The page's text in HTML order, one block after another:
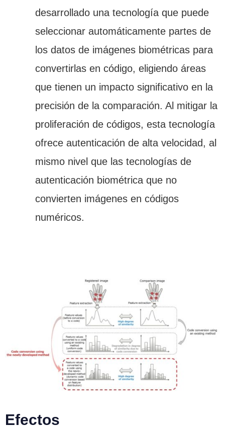
desarrollado una tecnología que puede
seleccionar automáticamente partes de
los datos de imágenes biométricas para
convertirlas en código, eligiendo áreas
que tienen un impacto significativo en la
precisión de la comparación. Al mitigar la
proliferación de códigos, esta tecnología
ofrece autenticación de alta velocidad, al
mismo nivel que las tecnologías de
autenticación biométrica que no
convierten imágenes en códigos
numéricos.
Efectos